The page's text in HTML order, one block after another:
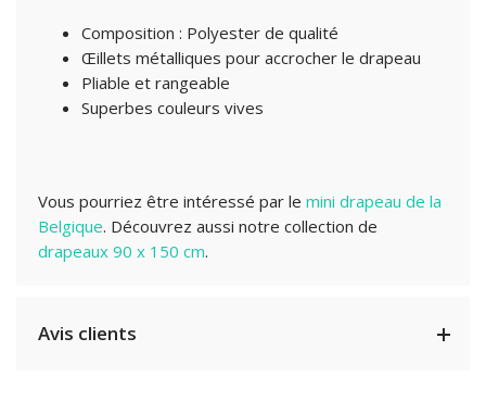
Composition : Polyester de qualité
Œillets métalliques pour accrocher le drapeau
Pliable et rangeable
Superbes couleurs vives
Vous pourriez être intéressé par le mini drapeau de la
Belgique. Découvrez aussi notre collection de
drapeaux 90 x 150 cm.
Avis clients